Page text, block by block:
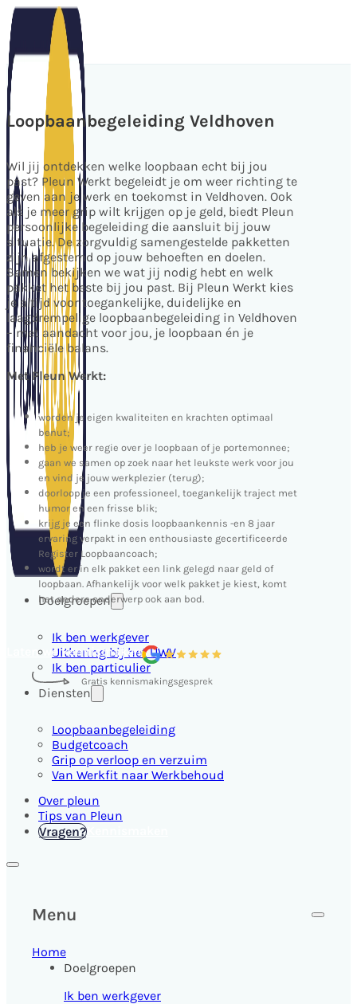
Doelgroepen
Ik ben werkgever
Uitkering bij het UWV
Ik ben particulier
Diensten
Loopbaanbegeleiding
Budgetcoach
Grip op verloop en verzuim
Van Werkfit naar Werkbehoud
Over pleun
Tips van Pleun
Vragen?
Menu
Home
Doelgroepen
Ik ben werkgever
Loopbaanbegeleiding Veldhoven
Wil jij ontdekken welke loopbaan echt bij jou
past? Pleun Werkt begeleidt je om weer richting te
geven aan je werk en toekomst in Veldhoven. Ook
als je meer grip wilt krijgen op je geld, biedt Pleun
persoonlijke begeleiding die aansluit bij jouw
situatie. De zorgvuldig samengestelde pakketten
zijn afgestemd op jouw behoeften en doelen.
Samen bekijken we wat jij nodig hebt en welk
pakket het beste bij jou past. Bij Pleun Werkt kies
je altijd voor toegankelijke, duidelijke en
laagdrempelige loopbaanbegeleiding in Veldhoven
– met aandacht voor jou, je loopbaan én je
financiële balans.
Met Pleun Werkt:
worden je eigen kwaliteiten en krachten optimaal
benut;
heb je weer regie over je loopbaan of je portemonnee;
gaan we samen op zoek naar het leukste werk voor jou
en vind je jouw werkplezier (terug);
doorloop je een professioneel, toegankelijk traject met
humor en een frisse blik;
krijg je een flinke dosis loopbaankennis -en 8 jaar
ervaring verpakt in een enthousiaste gecertificeerde
Register Loopbaancoach;
wordt er in elk pakket een link gelegd naar geld of
loopbaan. Afhankelijk voor welk pakket je kiest, komt
het andere onderwerp ook aan bod.
Laten we kennismaken